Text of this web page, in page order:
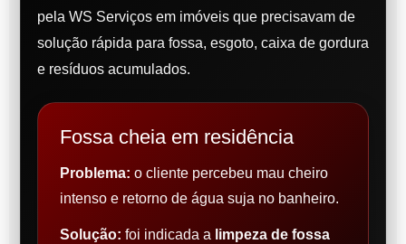
pela WS Serviços em imóveis que precisavam de
solução rápida para fossa, esgoto, caixa de gordura
e resíduos acumulados.
Fossa cheia em residência
Problema: o cliente percebeu mau cheiro
intenso e retorno de água suja no banheiro.
Solução: foi indicada a limpeza de fossa